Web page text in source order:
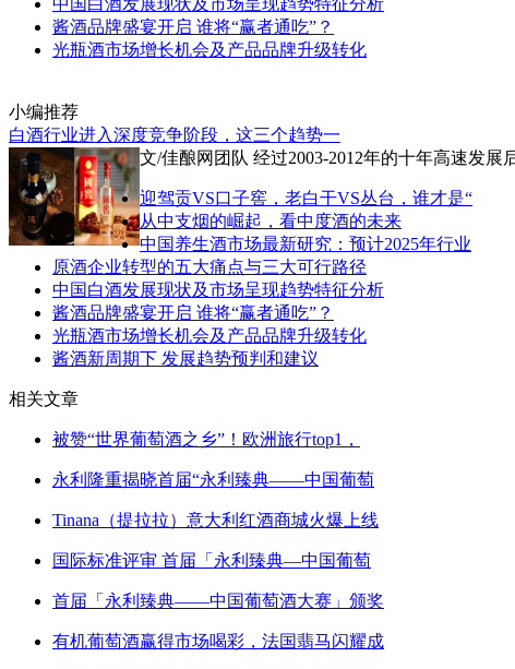
酱酒品牌盛宴开启 谁将“赢者通吃”？
光瓶酒市场增长机会及产品品牌升级转化
小编推荐
白酒行业进入深度竞争阶段，这三个趋势一
文/佳酿网团队 经过2003-2012年的十年高速发
迎驾贡VS口子窖，老白干VS丛台，谁才是“
从中支烟的崛起，看中度酒的未来
中国养生酒市场最新研究：预计2025年行业
原酒企业转型的五大痛点与三大可行路径
中国白酒发展现状及市场呈现趋势特征分析
酱酒品牌盛宴开启 谁将“赢者通吃”？
光瓶酒市场增长机会及产品品牌升级转化
酱酒新周期下 发展趋势预判和建议
相关文章
被赞“世界葡萄酒之乡”！欧洲旅行top1，
永利隆重揭晓首届“永利臻典——中国葡萄
Tinana（提拉拉）意大利红酒商城火爆上线
国际标准评审 首届「永利臻典—中国葡萄
首届「永利臻典——中国葡萄酒大赛」颁奖
有机葡萄酒赢得市场喝彩，法国翡马闪耀成